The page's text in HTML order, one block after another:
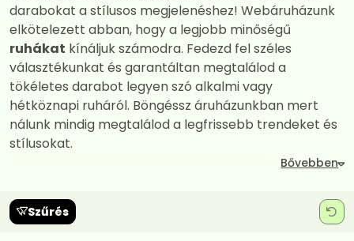
darabokat a stílusos megjelenéshez! Webáruházunk
elkötelezett abban, hogy a legjobb minőségű
ruhákat kínáljuk számodra. Fedezd fel széles
választékunkat és garantáltan megtalálod a
tökéletes darabot legyen szó alkalmi vagy
hétköznapi ruháról. Böngéssz áruházunkban mert
nálunk mindig megtalálod a legfrissebb trendeket és
stílusokat.
Szűrés